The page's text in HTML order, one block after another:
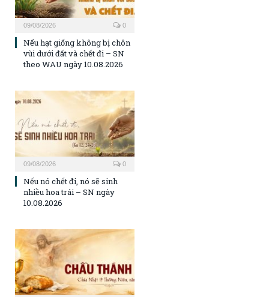
09/08/2026 0
Nếu hạt giống không bị chôn
vùi dưới đất và chết đi – SN
theo WAU ngày 10.08.2026
09/08/2026 0
Nếu nó chết đi, nó sẽ sinh
nhiều hoa trái – SN ngày
10.08.2026